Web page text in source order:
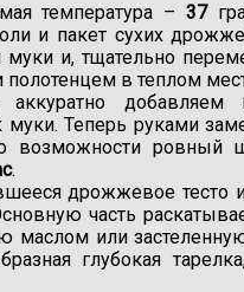
температура – 37
и пакет сухих
муки и, тщательно
в теплом
добавляем
муки. Теперь руками
возможности ровный
.
дрожжевое тесто
часть
маслом или
глубокая